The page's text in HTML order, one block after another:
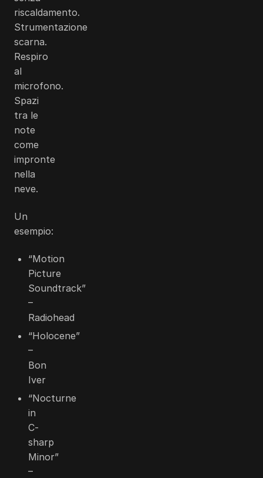
riscaldamento.
Strumentazione
scarna.
Respiro
al
microfono.
Spazi
tra le
note
come
impronte
nella
neve.
Un
esempio:
“Motion
Picture
Soundtrack”
–
Radiohead
“Holocene”
–
Bon
Iver
“Nocturne
in
C-
sharp
Minor”
–